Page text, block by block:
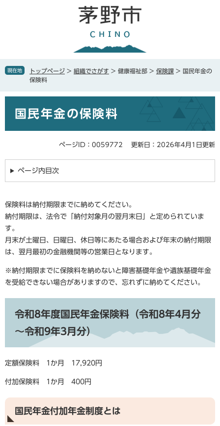
で
ば
本
現在地 トップページ > 組織でさがす > 健康福祉部 > 保険課 > 国民年金の
保険料
国民年金の保険料
ページID：0059772 更新日：2026年4月1日更新
ページ内目次
保険料は納付期限までに納めてください。
納付期限は、法令で「納付対象月の翌月末日」と定められていま
す。
月末が土曜日、日曜日、休日等にあたる場合および年末の納付期限
は、翌月最初の金融機関等の営業日となります。
※納付期限までに保険料を納めないと障害基礎年金や遺族基礎年金
を受給できない場合がありますので、忘れずに納めてください。
令和8年度国民年金保険料（令和8年4月分
～令和9年3月分）
定額保険料 1か月 17,920円
付加保険料 1か月 400円
国民年金付加年金制度とは